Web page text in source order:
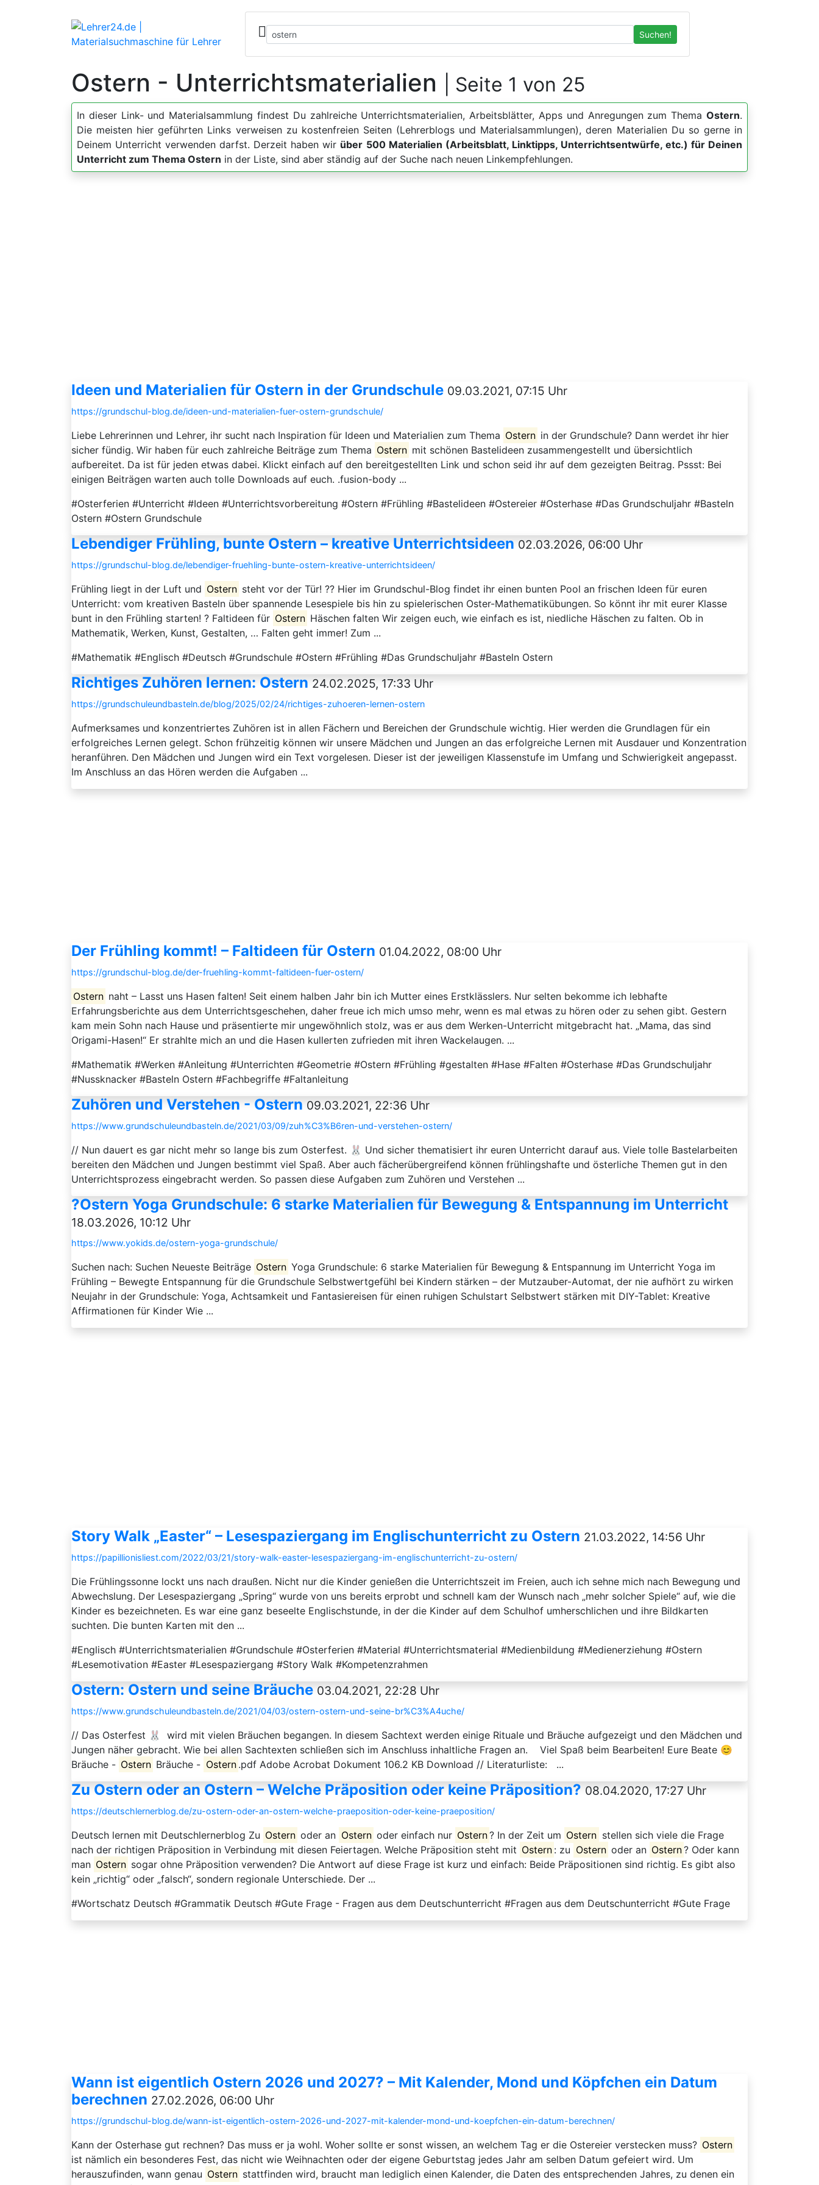
Suchen!
Ostern - Unterrichtsmaterialien | Seite 1 von 25
In dieser Link- und Materialsammlung findest Du zahlreiche Unterrichtsmaterialien, Arbeitsblätter, Apps und Anregungen zum Thema Ostern.
Die meisten hier geführten Links verweisen zu kostenfreien Seiten (Lehrerblogs und Materialsammlungen), deren Materialien Du so gerne in
Deinem Unterricht verwenden darfst. Derzeit haben wir über 500 Materialien (Arbeitsblatt, Linktipps, Unterrichtsentwürfe, etc.) für Deinen
Unterricht zum Thema Ostern in der Liste, sind aber ständig auf der Suche nach neuen Linkempfehlungen.
Ideen und Materialien für Ostern in der Grundschule 09.03.2021, 07:15 Uhr
https://grundschul-blog.de/ideen-und-materialien-fuer-ostern-grundschule/
Liebe Lehrerinnen und Lehrer, ihr sucht nach Inspiration für Ideen und Materialien zum Thema Ostern in der Grundschule? Dann werdet ihr hier
sicher fündig. Wir haben für euch zahlreiche Beiträge zum Thema Ostern mit schönen Bastelideen zusammengestellt und übersichtlich
aufbereitet. Da ist für jeden etwas dabei. Klickt einfach auf den bereitgestellten Link und schon seid ihr auf dem gezeigten Beitrag. Pssst: Bei
einigen Beiträgen warten auch tolle Downloads auf euch. .fusion-body ...
#Osterferien #Unterricht #Ideen #Unterrichtsvorbereitung #Ostern #Frühling #Bastelideen #Ostereier #Osterhase #Das Grundschuljahr #Basteln
Ostern #Ostern Grundschule
Lebendiger Frühling, bunte Ostern – kreative Unterrichtsideen 02.03.2026, 06:00 Uhr
https://grundschul-blog.de/lebendiger-fruehling-bunte-ostern-kreative-unterrichtsideen/
Frühling liegt in der Luft und Ostern steht vor der Tür! ?? Hier im Grundschul-Blog findet ihr einen bunten Pool an frischen Ideen für euren
Unterricht: vom kreativen Basteln über spannende Lesespiele bis hin zu spielerischen Oster-Mathematikübungen. So könnt ihr mit eurer Klasse
bunt in den Frühling starten! ? Faltideen für Ostern Häschen falten Wir zeigen euch, wie einfach es ist, niedliche Häschen zu falten. Ob in
Mathematik, Werken, Kunst, Gestalten, … Falten geht immer! Zum ...
#Mathematik #Englisch #Deutsch #Grundschule #Ostern #Frühling #Das Grundschuljahr #Basteln Ostern
Richtiges Zuhören lernen: Ostern 24.02.2025, 17:33 Uhr
https://grundschuleundbasteln.de/blog/2025/02/24/richtiges-zuhoeren-lernen-ostern
Aufmerksames und konzentriertes Zuhören ist in allen Fächern und Bereichen der Grundschule wichtig. Hier werden die Grundlagen für ein
erfolgreiches Lernen gelegt. Schon frühzeitig können wir unsere Mädchen und Jungen an das erfolgreiche Lernen mit Ausdauer und Konzentration
heranführen. Den Mädchen und Jungen wird ein Text vorgelesen. Dieser ist der jeweiligen Klassenstufe im Umfang und Schwierigkeit angepasst.
Im Anschluss an das Hören werden die Aufgaben ...
Der Frühling kommt! – Faltideen für Ostern 01.04.2022, 08:00 Uhr
https://grundschul-blog.de/der-fruehling-kommt-faltideen-fuer-ostern/
Ostern naht – Lasst uns Hasen falten! Seit einem halben Jahr bin ich Mutter eines Erstklässlers. Nur selten bekomme ich lebhafte
Erfahrungsberichte aus dem Unterrichtsgeschehen, daher freue ich mich umso mehr, wenn es mal etwas zu hören oder zu sehen gibt. Gestern
kam mein Sohn nach Hause und präsentierte mir ungewöhnlich stolz, was er aus dem Werken-Unterricht mitgebracht hat. „Mama, das sind
Origami-Hasen!“ Er strahlte mich an und die Hasen kullerten zufrieden mit ihren Wackelaugen. ...
#Mathematik #Werken #Anleitung #Unterrichten #Geometrie #Ostern #Frühling #gestalten #Hase #Falten #Osterhase #Das Grundschuljahr
#Nussknacker #Basteln Ostern #Fachbegriffe #Faltanleitung
Zuhören und Verstehen - Ostern 09.03.2021, 22:36 Uhr
https://www.grundschuleundbasteln.de/2021/03/09/zuh%C3%B6ren-und-verstehen-ostern/
// Nun dauert es gar nicht mehr so lange bis zum Osterfest. 🐰 Und sicher thematisiert ihr euren Unterricht darauf aus. Viele tolle Bastelarbeiten
bereiten den Mädchen und Jungen bestimmt viel Spaß. Aber auch fächerübergreifend können frühlingshafte und österliche Themen gut in den
Unterrichtsprozess eingebracht werden. So passen diese Aufgaben zum Zuhören und Verstehen ...
?Ostern Yoga Grundschule: 6 starke Materialien für Bewegung & Entspannung im Unterricht
18.03.2026, 10:12 Uhr
https://www.yokids.de/ostern-yoga-grundschule/
Suchen nach: Suchen Neueste Beiträge Ostern Yoga Grundschule: 6 starke Materialien für Bewegung & Entspannung im Unterricht Yoga im
Frühling – Bewegte Entspannung für die Grundschule Selbstwertgefühl bei Kindern stärken – der Mutzauber-Automat, der nie aufhört zu wirken
Neujahr in der Grundschule: Yoga, Achtsamkeit und Fantasiereisen für einen ruhigen Schulstart Selbstwert stärken mit DIY-Tablet: Kreative
Affirmationen für Kinder Wie ...
Story Walk „Easter“ – Lesespaziergang im Englischunterricht zu Ostern 21.03.2022, 14:56 Uhr
https://papillionisliest.com/2022/03/21/story-walk-easter-lesespaziergang-im-englischunterricht-zu-ostern/
Die Frühlingssonne lockt uns nach draußen. Nicht nur die Kinder genießen die Unterrichtszeit im Freien, auch ich sehne mich nach Bewegung und
Abwechslung. Der Lesespaziergang „Spring“ wurde von uns bereits erprobt und schnell kam der Wunsch nach „mehr solcher Spiele“ auf, wie die
Kinder es bezeichneten. Es war eine ganz beseelte Englischstunde, in der die Kinder auf dem Schulhof umherschlichen und ihre Bildkarten
suchten. Die bunten Karten mit den ...
#Englisch #Unterrichtsmaterialien #Grundschule #Osterferien #Material #Unterrichtsmaterial #Medienbildung #Medienerziehung #Ostern
#Lesemotivation #Easter #Lesespaziergang #Story Walk #Kompetenzrahmen
Ostern: Ostern und seine Bräuche 03.04.2021, 22:28 Uhr
https://www.grundschuleundbasteln.de/2021/04/03/ostern-ostern-und-seine-br%C3%A4uche/
// Das Osterfest 🐰 wird mit vielen Bräuchen begangen. In diesem Sachtext werden einige Rituale und Bräuche aufgezeigt und den Mädchen und
Jungen näher gebracht. Wie bei allen Sachtexten schließen sich im Anschluss inhaltliche Fragen an. Viel Spaß beim Bearbeiten! Eure Beate 😊
Bräuche - Ostern Bräuche - Ostern .pdf Adobe Acrobat Dokument 106.2 KB Download // Literaturliste: ...
Zu Ostern oder an Ostern – Welche Präposition oder keine Präposition? 08.04.2020, 17:27 Uhr
https://deutschlernerblog.de/zu-ostern-oder-an-ostern-welche-praeposition-oder-keine-praeposition/
Deutsch lernen mit Deutschlernerblog Zu Ostern oder an Ostern oder einfach nur Ostern? In der Zeit um Ostern stellen sich viele die Frage
nach der richtigen Präposition in Verbindung mit diesen Feiertagen. Welche Präposition steht mit Ostern : zu Ostern oder an Ostern? Oder kann
man Ostern sogar ohne Präposition verwenden? Die Antwort auf diese Frage ist kurz und einfach: Beide Präpositionen sind richtig. Es gibt also
kein „richtig“ oder „falsch“, sondern regionale Unterschiede. Der ...
#Wortschatz Deutsch #Grammatik Deutsch #Gute Frage - Fragen aus dem Deutschunterricht #Fragen aus dem Deutschunterricht #Gute Frage
Wann ist eigentlich Ostern 2026 und 2027? – Mit Kalender, Mond und Köpfchen ein Datum
berechnen 27.02.2026, 06:00 Uhr
https://grundschul-blog.de/wann-ist-eigentlich-ostern-2026-und-2027-mit-kalender-mond-und-koepfchen-ein-datum-berechnen/
Kann der Osterhase gut rechnen? Das muss er ja wohl. Woher sollte er sonst wissen, an welchem Tag er die Ostereier verstecken muss? Ostern
ist nämlich ein besonderes Fest, das nicht wie Weihnachten oder der eigene Geburtstag jedes Jahr am selben Datum gefeiert wird. Um
herauszufinden, wann genau Ostern stattfinden wird, braucht man lediglich einen Kalender, die Daten des entsprechenden Jahres, zu denen ein